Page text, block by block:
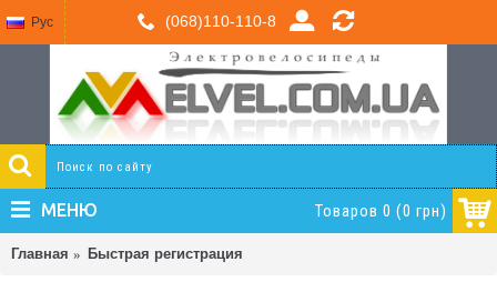
(068)110-110-8
Рус
Товаров 0 (0 грн)
МЕНЮ
Главная Быстрая регистрация